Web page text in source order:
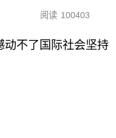
阅读 100403
动不了国际社会坚持